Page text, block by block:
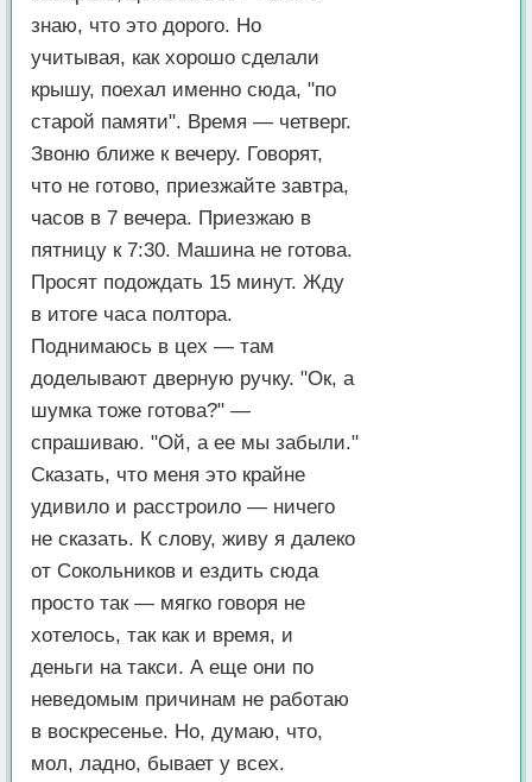
знаю, что это дорого. Но
учитывая, как хорошо сделали
крышу, поехал именно сюда, "по
старой памяти". Время — четверг.
Звоню ближе к вечеру. Говорят,
что не готово, приезжайте завтра,
часов в 7 вечера. Приезжаю в
пятницу к 7:30. Машина не готова.
Просят подождать 15 минут. Жду
в итоге часа полтора.
Поднимаюсь в цех — там
доделывают дверную ручку. "Ок, а
шумка тоже готова?" —
спрашиваю. "Ой, а ее мы забыли."
Сказать, что меня это крайне
удивило и расстроило — ничего
не сказать. К слову, живу я далеко
от Сокольников и ездить сюда
просто так — мягко говоря не
хотелось, так как и время, и
деньги на такси. А еще они по
неведомым причинам не работаю
в воскресенье. Но, думаю, что,
мол, ладно, бывает у всех.